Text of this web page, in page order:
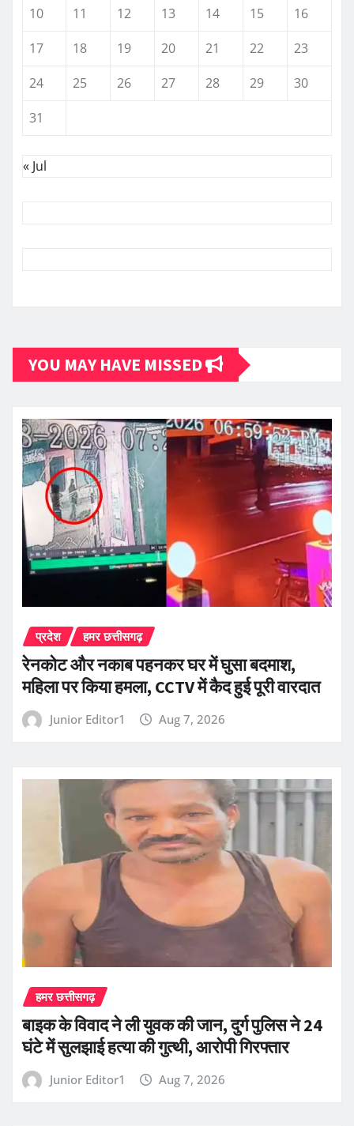
10 11 12 13 14 15
16
17
18 19 20 21 22
23
24
25 26 27 28 29
30
31
« Jul
YOU MAY HAVE MISSED
प्रदेश हमर छत्तीसगढ़
रेनकोट और नकाब पहनकर घर में घुसा बदमाश,
महिला पर किया हमला, CCTV में कैद हुई पूरी वारदात
Junior Editor1 Aug 7, 2026
हमर छत्तीसगढ़
बाइक के विवाद ने ली युवक की जान, दुर्ग पुलिस ने 24
घंटे में सुलझाई हत्या की गुत्थी, आरोपी गिरफ्तार
Junior Editor1 Aug 7, 2026